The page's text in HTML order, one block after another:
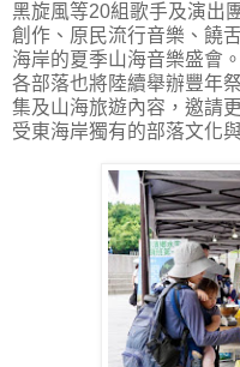
黑旋風等20組歌手及演出
創作、原民流行音樂、饒
海岸的夏季山海音樂盛會
各部落也將陸續舉辦豐年
集及山海旅遊內容，邀請
受東海岸獨有的部落文化